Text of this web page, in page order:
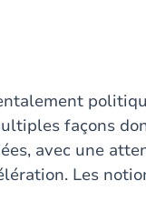
façons
avec une
Les